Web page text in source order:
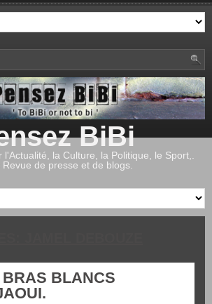
BiBi
la Culture, la Politique, le Sport,.
Revue de presse et de blogs.
BLANCS